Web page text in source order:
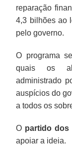
reparação
4,3 bilhões ao
pelo governo.
O programa
quais os
administrado
auspícios do
a todos os
O partido dos
apoiar a ideia.